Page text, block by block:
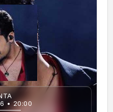
• 20:00